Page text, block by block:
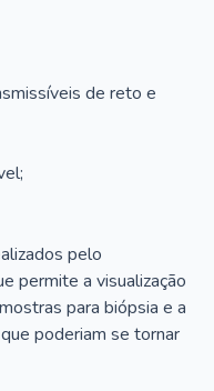
de reto e
pelo
permite a visualização
para biópsia e a
poderiam se tornar